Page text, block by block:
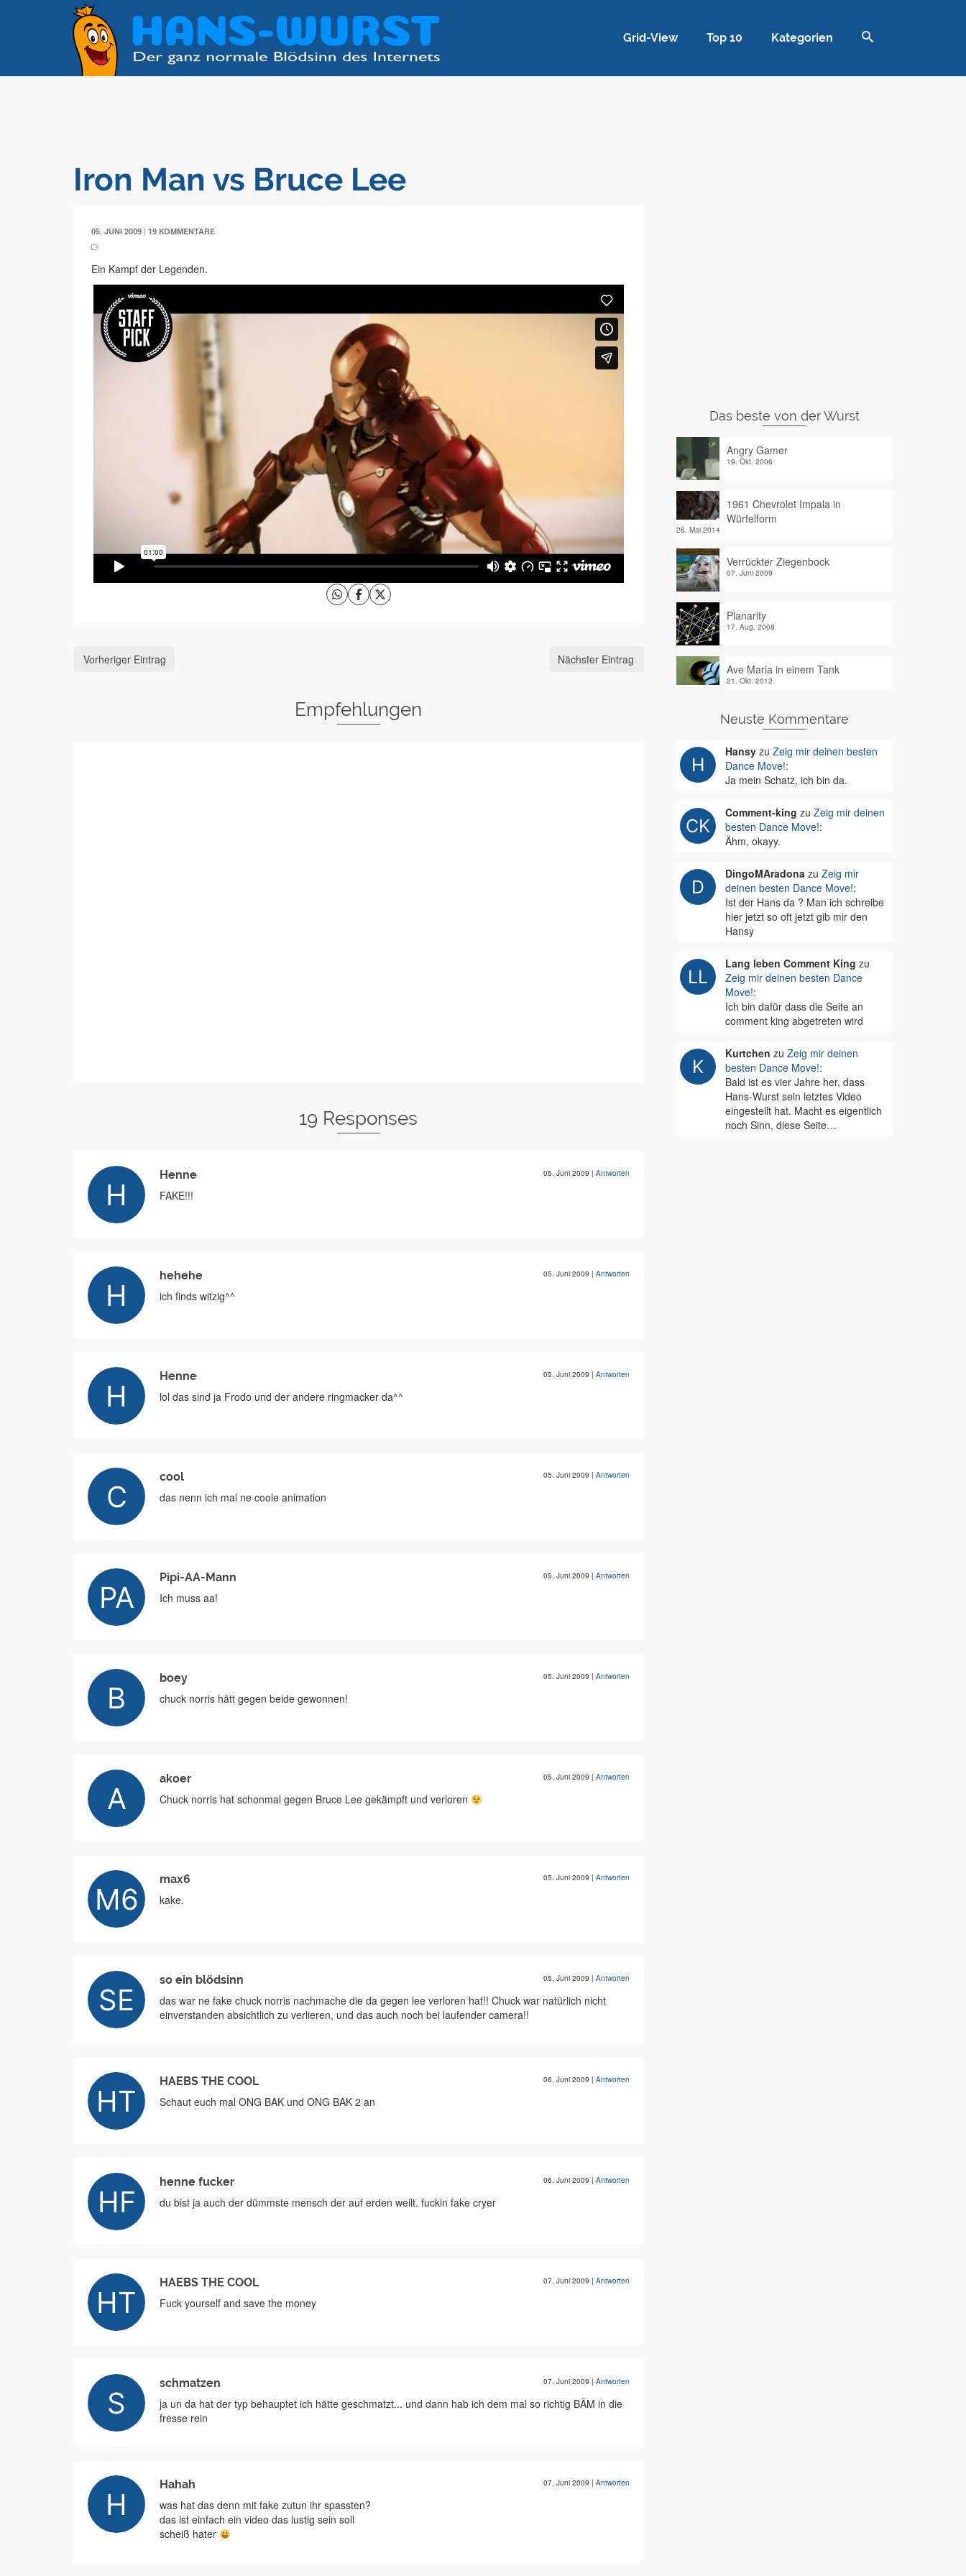
Grid-View Top 10 Kategorien
Iron Man vs Bruce Lee
05. JUNI 2009 | 19 KOMMENTARE
Ein Kampf der Legenden.
Vorheriger Eintrag Nächster Eintrag
Empfehlungen
19 Responses
Henne 05. Juni 2009 | Antworten
FAKE!!!
hehehe 05. Juni 2009 | Antworten
ich finds witzig^^
Henne 05. Juni 2009 | Antworten
lol das sind ja Frodo und der andere ringmacker da^^
cool 05. Juni 2009 | Antworten
das nenn ich mal ne coole animation
Pipi-AA-Mann 05. Juni 2009 | Antworten
Ich muss aa!
boey 05. Juni 2009 | Antworten
chuck norris hätt gegen beide gewonnen!
akoer 05. Juni 2009 | Antworten
Chuck norris hat schonmal gegen Bruce Lee gekämpft und verloren
max6 05. Juni 2009 | Antworten
kake.
so ein blödsinn 05. Juni 2009 | Antworten
das war ne fake chuck norris nachmache die da gegen lee verloren hat!! Chuck war natürlich nicht
einverstanden absichtlich zu verlieren, und das auch noch bei laufender camera!!
HAEBS THE COOL 06. Juni 2009 | Antworten
Schaut euch mal ONG BAK und ONG BAK 2 an
henne fucker 06. Juni 2009 | Antworten
du bist ja auch der dümmste mensch der auf erden weilt. fuckin fake cryer
HAEBS THE COOL 07. Juni 2009 | Antworten
Fuck yourself and save the money
schmatzen 07. Juni 2009 | Antworten
ja un da hat der typ behauptet ich hätte geschmatzt... und dann hab ich dem mal so richtig BÄM in die
fresse rein
Hahah 07. Juni 2009 | Antworten
was hat das denn mit fake zutun ihr spassten?
das ist einfach ein video das lustig sein soll
scheiß hater
Das beste von der Wurst
Angry Gamer
19. Okt. 2006
1961 Chevrolet Impala in
Würfelform
26. Mai 2014
Verrückter Ziegenbock
07. Juni 2009
Planarity
17. Aug. 2008
Ave Maria in einem Tank
21. Okt. 2012
Neuste Kommentare
Hansyzu Zeig mir deinen besten
Dance Move!:
Ja mein Schatz, ich bin da.
Comment-king zu Zeig mir deinen
besten Dance Move!:
Ähm, okayy.
DingoMAradonazu Zeig mir
deinen besten Dance Move!:
Ist der Hans da ? Man ich schreibe
hier jetzt so oft jetzt gib mir den
Hansy
Lang leben Comment King zu
Zeig mir deinen besten Dance
Move!:
Ich bin dafür dass die Seite an
comment king abgetreten wird
Kurtchen zu Zeig mir deinen
besten Dance Move!:
Bald ist es vier Jahre her, dass
Hans-Wurst sein letztes Video
eingestellt hat. Macht es eigentlich
noch Sinn, diese Seite…